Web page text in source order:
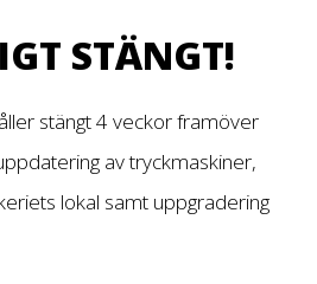
STÄNGT!
stängt 4 veckor framöver
av tryckmaskiner,
lokal samt uppgradering